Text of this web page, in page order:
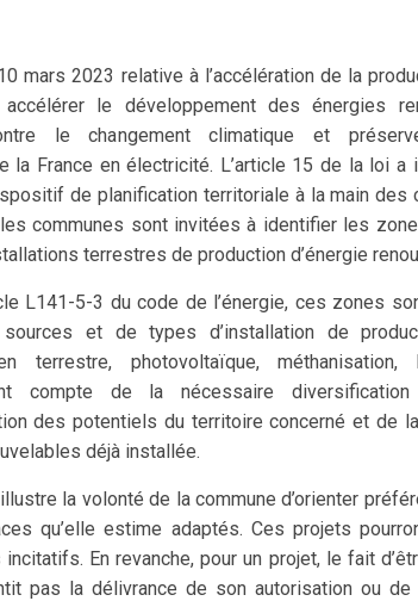
mars 2023 relative à l’accélération de la
le développement des énergies
le changement climatique et
la France en électricité. L’article 15 de la loi a
de planification territoriale à la main des
communes sont invitées à identifier les
terrestres de production d’énergie
L141-5-3 du code de l’énergie, ces zones
et de types d’installation de
terrestre, photovoltaïque, méthanisation,
compte de la nécessaire
des potentiels du territoire concerné et de
déjà installée.
la volonté de la commune d’orienter
qu’elle estime adaptés. Ces projets
En revanche, pour un projet, le fait
pas la délivrance de son autorisation ou